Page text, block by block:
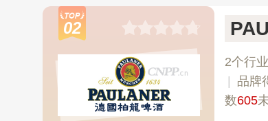
02
2个行
品牌
数605